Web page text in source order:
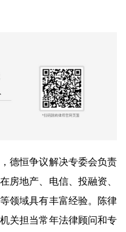
德恒争议解决专委会负责
房地产、电信、投融资、
领域具有丰富经验。陈律
关担当常年法律顾问和专